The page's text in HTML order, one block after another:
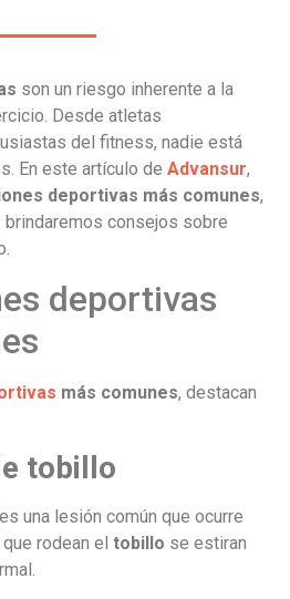
son un riesgo inherente a la
Desde atletas
del fitness, nadie está
En este artículo de Advansur,
deportivas más comunes,
consejos sobre
deportivas
más comunes, destacan
tobillo
es una lesión común que ocurre
que rodean el tobillo se estiran